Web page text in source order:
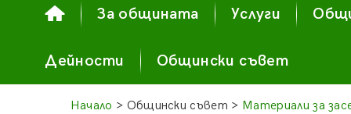
За общината Услуги
Дейности Общински съвет
Начало > Общински съвет > Материали за